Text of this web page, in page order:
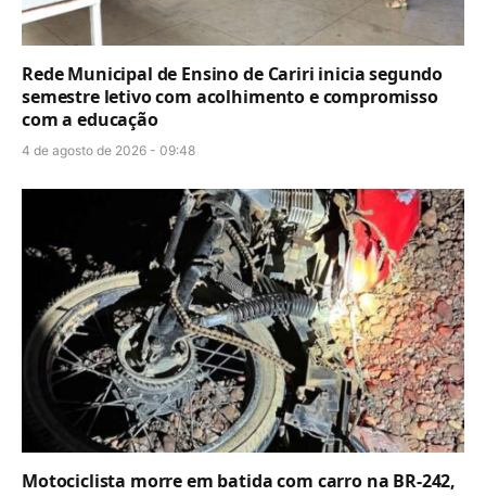
Rede Municipal de Ensino de Cariri inicia segundo
semestre letivo com acolhimento e compromisso
com a educação
4 de agosto de 2026 - 09:48
Motociclista morre em batida com carro na BR-242,